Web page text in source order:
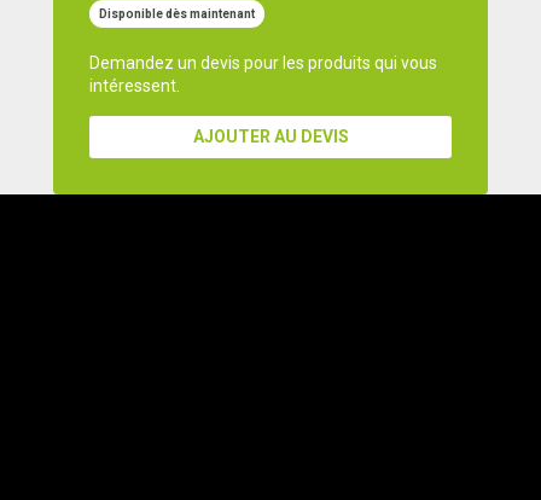
Disponible dès maintenant
Demandez un devis pour les produits qui vous
intéressent.
AJOUTER AU DEVIS